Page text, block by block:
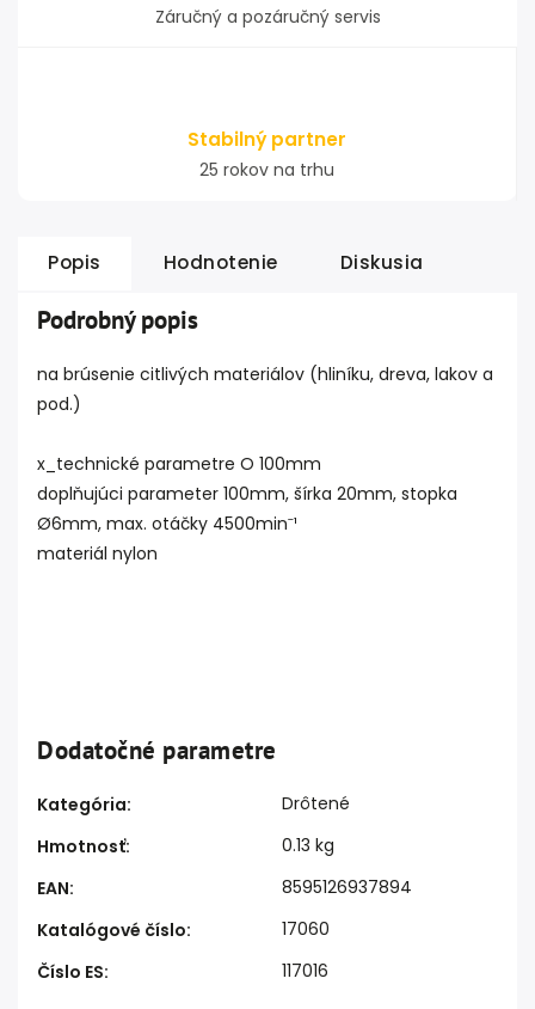
Záručný a pozáručný servis
Stabilný partner
25 rokov na trhu
Popis Hodnotenie Diskusia
Podrobný popis
na brúsenie citlivých materiálov (hliníku, dreva, lakov a
pod.)
x_technické parametre O 100mm
doplňujúci parameter 100mm, šírka 20mm, stopka
Ø6mm, max. otáčky 4500minˉ¹
materiál nylon
Dodatočné parametre
Kategória:
Drôtené
Hmotnosť:
0.13 kg
EAN:
8595126937894
Katalógové číslo:
17060
Číslo ES: 117016